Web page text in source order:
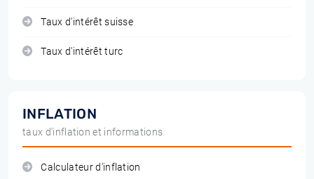
Taux d'intérêt suisse
Taux d'intérêt turc
INFLATION
taux d'inflation et informations
Calculateur d'inflation